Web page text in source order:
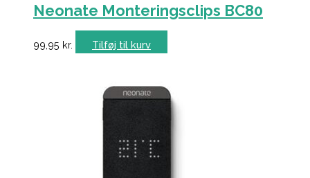
Neonate Monteringsclips BC80
99,95 kr. Tilføj til kurv